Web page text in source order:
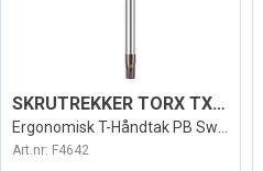
SKRUTREKKER TORX TX8 SWISS 407
Art.nr: F4642